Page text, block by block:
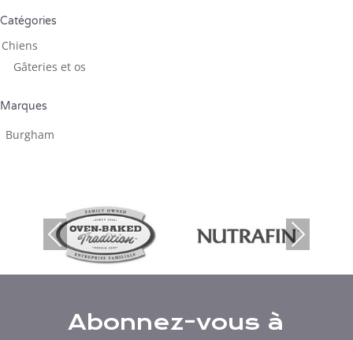
Catégories
Chiens
Gâteries et os ­
Marques
Burgham
Previous Next
Abonnez-vous à